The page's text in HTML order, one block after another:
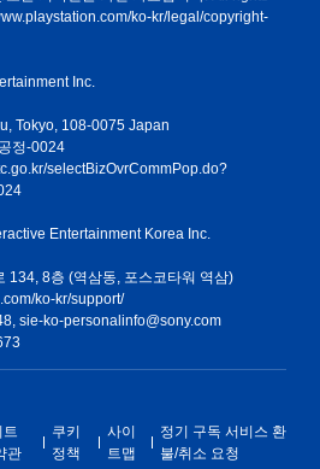
ko-kr/legal/copyright-
Inc.
Tokyo, 108-0075 Japan
정-0024
selectBizOvrCommPop.do?
Entertainment Korea Inc.
134, 8층 (역삼동, 포스코타워 역삼)
ko-kr/support/
sie-ko-personalinfo@sony.com
트
관
쿠키
정책
사이
트맵
정기 구독 서비스 환
불/취소 요청